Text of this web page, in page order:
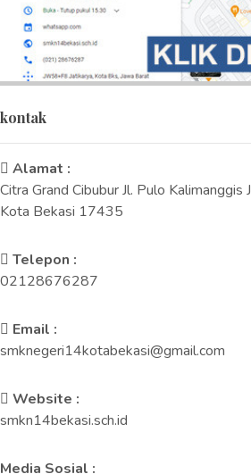
kontak
Alamat :
Citra Grand Cibubur Jl. Pulo Kalimanggis
Kota Bekasi 17435
Telepon :
02128676287
Email :
smknegeri14kotabekasi@gmail.com
Website :
smkn14bekasi.sch.id
Media Sosial :